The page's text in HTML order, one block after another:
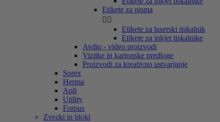
Etikete za pisma
 
Etikete za laserski tiskalnik
Etikete za inkjet tiskalnike
Avdio - video proizvodi
Vizitke in kartonske predloge
Proizvodi za kreativno ustvarjanje
Sorex
Herma
Apli
Utility
Forpus
Zvezki in bloki